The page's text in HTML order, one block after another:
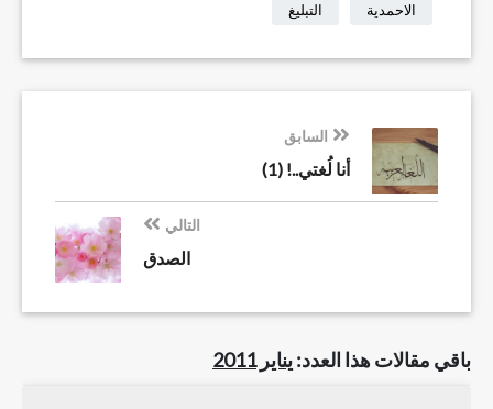
باقي مقالات هذا العدد:يناير 2011
الاحمدية التبليغ
السابق
أنا لُغتي..! (1)
التالي
الصدق